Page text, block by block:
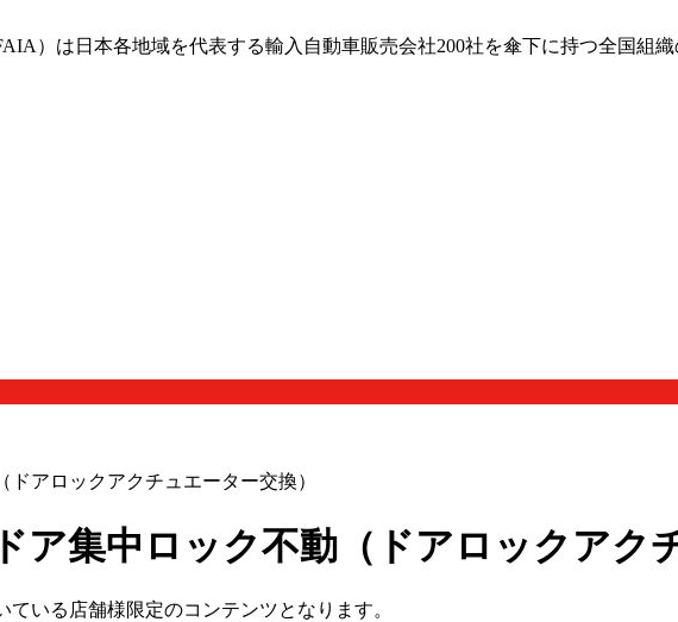
）は日本各地域を代表する輸入自動車販売会社200社を傘下に持つ全国組
アロックアクチュエーター交換）
集中ロック不動（ドアロックアクチ
いる店舗様限定のコンテンツとなります。